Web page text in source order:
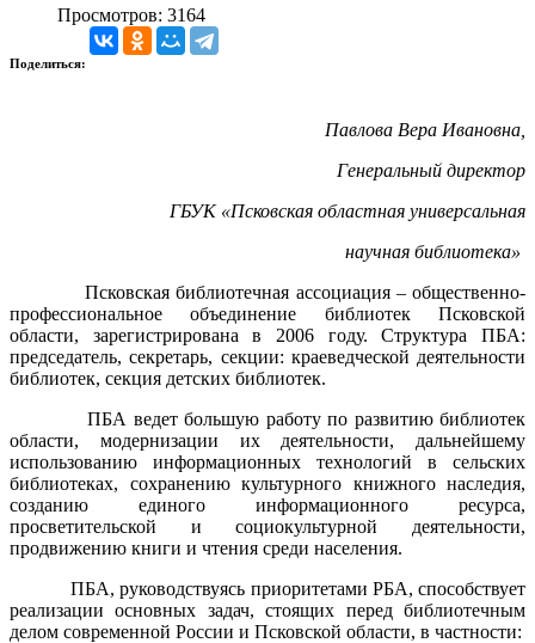
Просмотров: 3164
Поделиться:
Павлова Вера Ивановна,
Генеральный директор
ГБУК «Псковская областная универсальная
научная библиотека»
Псковская библиотечная ассоциация – общественно-
профессиональное объединение библиотек Псковской
области, зарегистрирована в 2006 году. Структура ПБА:
председатель, секретарь, секции: краеведческой деятельности
библиотек, секция детских библиотек.
ПБА ведет большую работу по развитию библиотек
области, модернизации их деятельности, дальнейшему
использованию информационных технологий в сельских
библиотеках, сохранению культурного книжного наследия,
созданию единого информационного ресурса,
просветительской и социокультурной деятельности,
продвижению книги и чтения среди населения.
ПБА, руководствуясь приоритетами РБА, способствует
реализации основных задач, стоящих перед библиотечным
делом современной России и Псковской области, в частности: